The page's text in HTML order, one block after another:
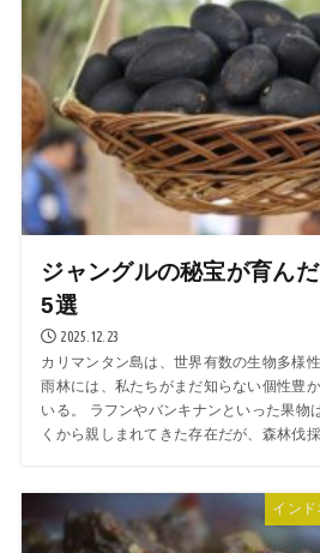
ジャングルの秘宝が育ん
5選
2025.12.23
カリマンタン島は、世界有数の生物多様
雨林には、私たちがまだ知らない個性豊
いる。 ラフンやバンキナンといった果物
くから親しまれてきた存在だが、森林伐採
イン